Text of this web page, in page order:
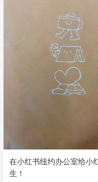
在小红书纽约办公室给小
生！